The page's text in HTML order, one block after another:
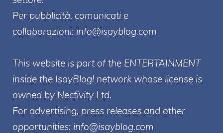
Per pubblicità, comunicati e
collaborazioni: info@isayblog.com
This website is part of the ENTERTAINMENT
inside the IsayBlog! network whose license is
owned by Nectivity Ltd.
For advertising, press releases and other
opportunities: info@isayblog.com